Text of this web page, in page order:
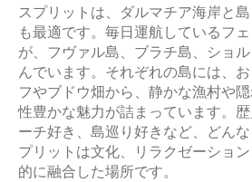
スプリットは、ダルマチア海岸と
も最適です。毎日運航しているフ
が、フヴァル島、ブラチ島、ショ
んでいます。それぞれの島には、
フやブドウ畑から、静かな漁村や
性豊かな魅力が詰まっています。
ーチ好き、島巡り好きなど、どん
プリットは文化、リラクゼーショ
的に融合した場所です。